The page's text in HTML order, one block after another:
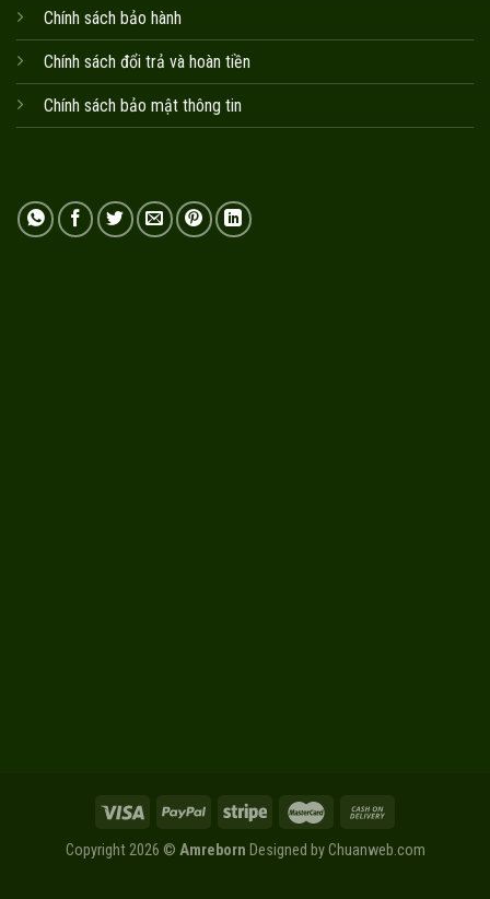
Chính sách bảo hành
Chính sách đổi trả và hoàn tiền
Chính sách bảo mật thông tin
Copyright 2026 © Amreborn Designed byChuanweb.com